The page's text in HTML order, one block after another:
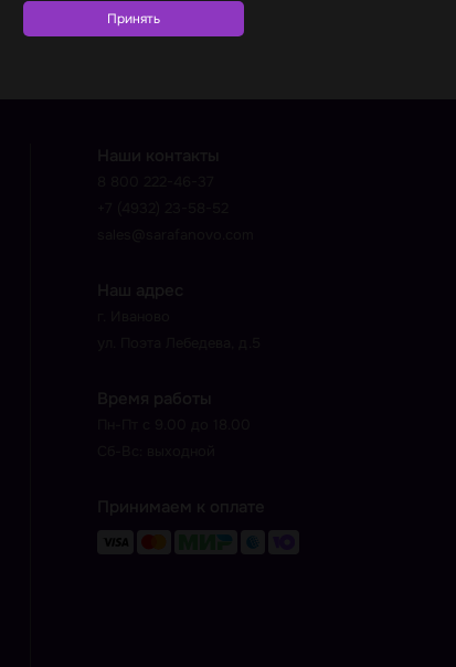
Наши контакты
Наш адрес
Время работы
Принимаем к оплате